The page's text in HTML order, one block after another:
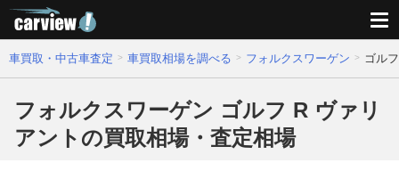
車買取・中古車査定 車買取相場を調べる フォルクスワーゲン ゴル
フォルクスワーゲン ゴルフ R ヴァリ
アントの買取相場・査定相場